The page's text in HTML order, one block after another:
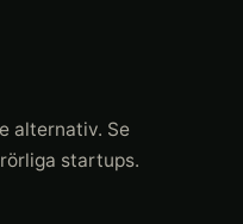
alternativ. Se
startups.